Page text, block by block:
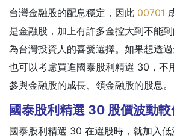
台灣金融股的配息穩定，因此 00701
是金融股，加上有許多金控大到不能
為台灣投資人的喜愛選擇。如果想透過
也可以考慮買進國泰股利精選 30，不
參與金融股的成長、領金融股的股息。
國泰股利精選 30 股價波動較
國泰股利精選 30 在選股時，就加入